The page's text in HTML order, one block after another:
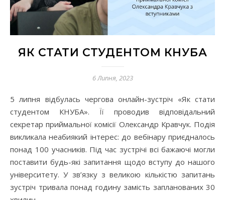
ЯК СТАТИ СТУДЕНТОМ КНУБА
6 Липня, 2023
5 липня відбулась чергова онлайн-зустріч «Як стати
студентом КНУБА». Її проводив відповідальний
секретар приймальної комісії Олександр Кравчук. Подія
викликала неабиякий інтерес: до вебінару приєдналось
понад 100 учасників. Під час зустрічі всі бажаючі могли
поставити будь-які запитання щодо вступу до нашого
університету. У зв’язку з великою кількістю запитань
зустріч тривала понад годину замість запланованих 30